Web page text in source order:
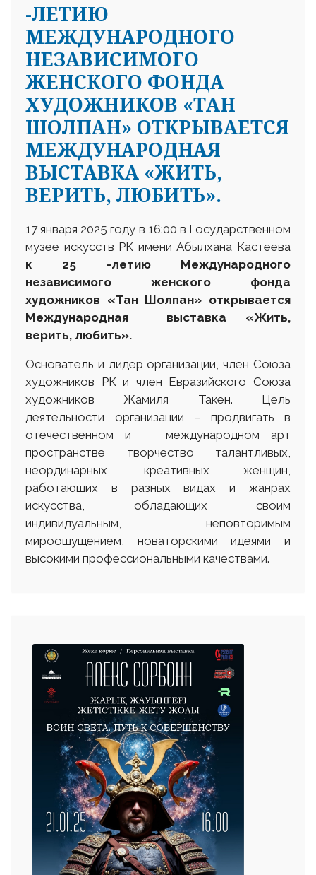
-ЛЕТИЮ
МЕЖДУНАРОДНОГО
НЕЗАВИСИМОГО
ЖЕНСКОГО ФОНДА
ХУДОЖНИКОВ «ТАН
ШОЛПАН» ОТКРЫВАЕТСЯ
МЕЖДУНАРОДНАЯ
ВЫСТАВКА «ЖИТЬ,
ВЕРИТЬ, ЛЮБИТЬ».
17 января 2025 году в 16:00 в Государственном
музее искусств РК имени Абылхана Кастеева
к 25 -летию Международного
независимого
женского фонда
художников «Тан Шолпан» открывается
Международная выставка
«Жить,
верить, любить».
Основатель и лидер организации, член Союза
художников РК и член Евразийского Союза
художников Жамиля Такен. Цель
деятельности организации – продвигать в
отечественном и международном арт
пространстве творчество талантливых,
неординарных, креативных женщин,
работающих в разных видах и жанрах
искусства, обладающих своим
индивидуальным, неповторимым
мироощущением, новаторскими идеями и
высокими профессиональными качествами.